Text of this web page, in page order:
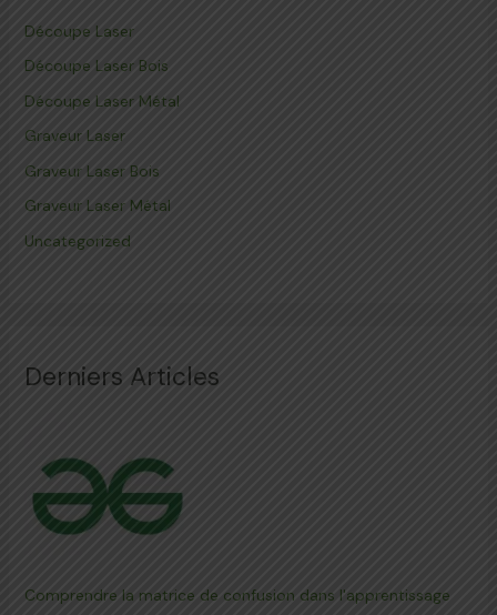
Découpe Laser
Découpe Laser Bois
Découpe Laser Métal
Graveur Laser
Graveur Laser Bois
Graveur Laser Métal
Uncategorized
Derniers Articles
Comprendre la matrice de confusion dans l'apprentissage